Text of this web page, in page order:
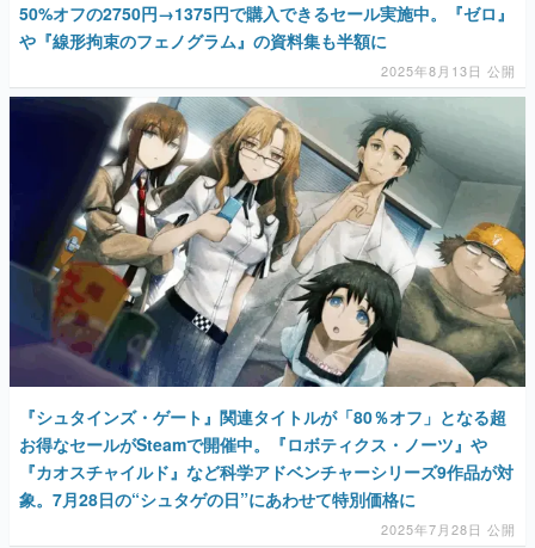
50%オフの2750円→1375円で購入できるセール実施中。『ゼロ』
や『線形拘束のフェノグラム』の資料集も半額に
2025年8月13日 公開
『シュタインズ・ゲート』関連タイトルが「80％オフ」となる超
お得なセールがSteamで開催中。『ロボティクス・ノーツ』や
『カオスチャイルド』など科学アドベンチャーシリーズ9作品が対
象。7月28日の“シュタゲの日”にあわせて特別価格に
2025年7月28日 公開